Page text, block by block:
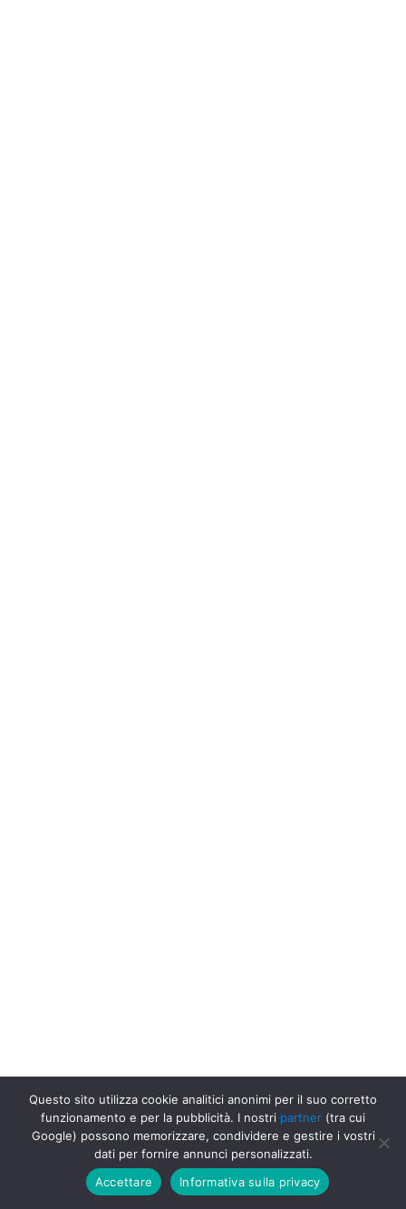
Questo sito utilizza cookie analitici anonimi per il suo corretto
funzionamento e per la pubblicità. I nostri partner (tra cui
Google) possono memorizzare, condividere e gestire i vostri
dati per fornire annunci personalizzati.
Accettare
Informativa sulla privacy